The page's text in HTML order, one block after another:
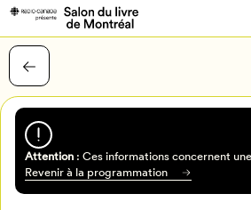
Attention: Ces informations concernent
Revenir à la programmation